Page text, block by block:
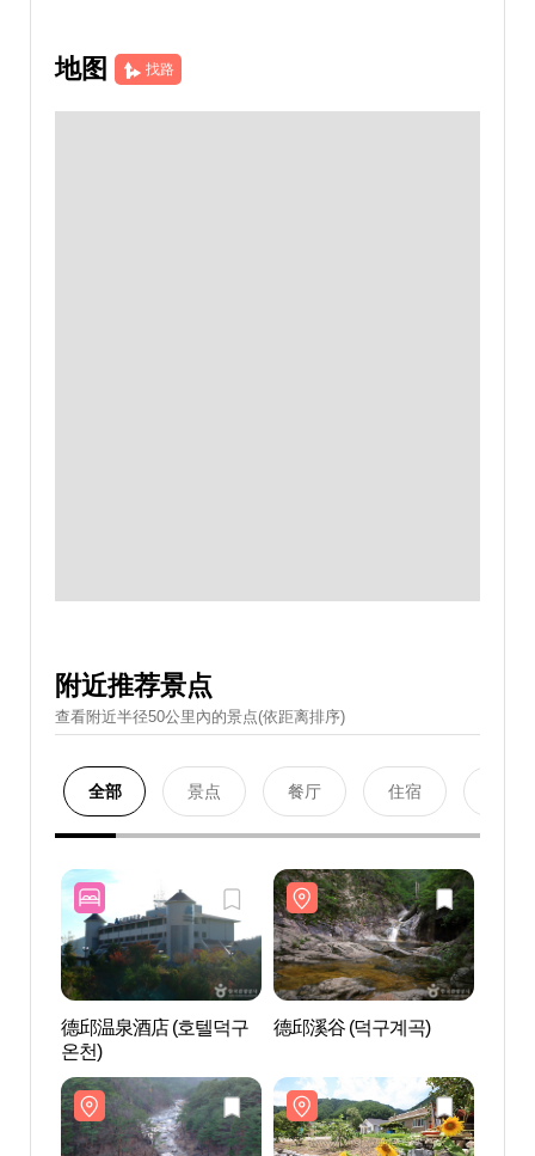
地图 找路
附近推荐景点
查看附近半径50公里內的景点(依距离排序)
全部 景点 餐厅 住宿
德邱温泉酒店 (호텔덕구
온천)
德邱溪谷 (덕구계곡)